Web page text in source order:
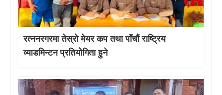
रत्ननरगरमा तेस्राे मेयर कप तथा पाँचौं राष्ट्रिय
व्याडमिन्टन प्रतियोगिता हुने